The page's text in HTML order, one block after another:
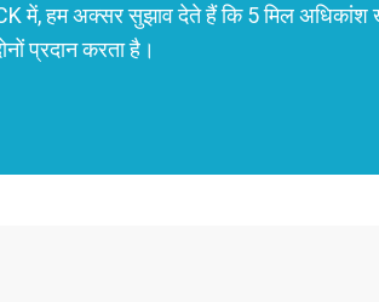
में, हम अक्सर सुझाव देते हैं कि 5 मिल
प्रदान करता है।